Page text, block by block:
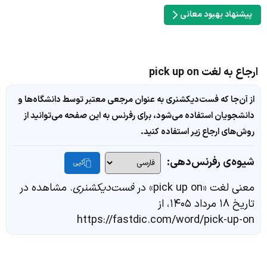
پیشنهاد بهبود معانی
ارجاع به لغت pick up on
از آن‌جا که فست‌دیکشنری به عنوان مرجعی معتبر توسط دانشگاه‌ها و
دانشجویان استفاده می‌شود، برای رفرنس به این صفحه می‌توانید از
روش‌های ارجاع زیر استفاده کنید.
شیوه‌ی رفرنس‌دهی: کپی
معنی لغت «pick up on» در فست‌دیکشنری. مشاهده در
تاریخ ۱۸ مرداد ۱۴۰۵، از
https://fastdic.com/word/pick-up-on